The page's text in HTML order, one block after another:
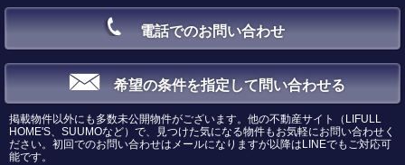
電話でのお問い合わせ
希望の条件を指定して問い合わせる
掲載物件以外にも多数未公開物件がございます。他の不動産サイト（LIFULL
HOME'S、SUUMOなど）で、見つけた気になる物件もお気軽にお問い合わせく
ださい。初回でのお問い合わせはメールになりますが以降はLINEでもご対応可
能です。